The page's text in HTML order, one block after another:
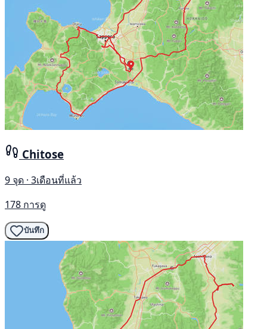
Chitose
9 จุด · 3เดือนที่แล้ว
178 การดู
บันทึก